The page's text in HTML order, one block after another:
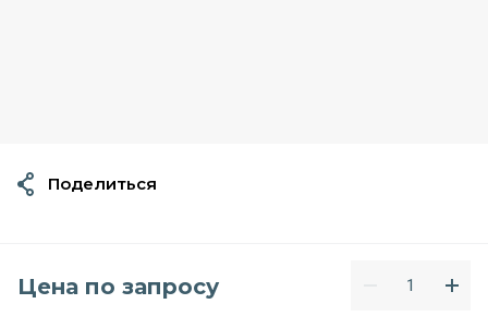
Цена по запросу
Поделиться